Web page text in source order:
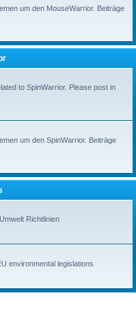
um den MouseWarrior. Beiträge
to SpinWarrior. Please post in
um den SpinWarrior. Beiträge
Richtlinien
environmental legislations